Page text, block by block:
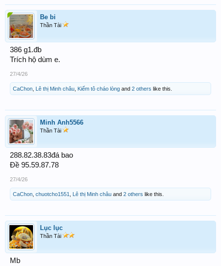
Be bi
Thần Tài
386 g1.đb
Trích hộ dùm e.
27/4/26
CaChon Lê thị Minh châu Kiếm tô cháo lòng and 2 others like this.
Minh Anh5566
Thần Tài
288.82.38.83đá bao
Đề 95.59.87.78
27/4/26
CaChon chuotcho1551 Lê thị Minh châu and 2 others like this.
Lục lục
Thần Tài
Mb